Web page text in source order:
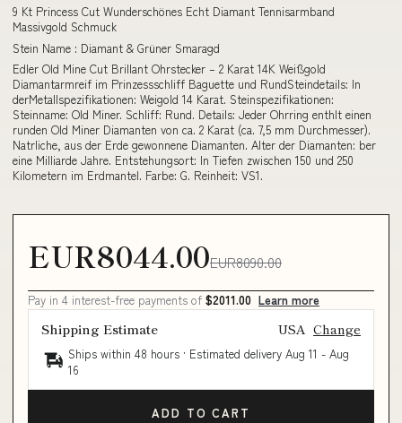
9 Kt Princess Cut Wunderschönes Echt Diamant Tennisarmband
Massivgold Schmuck
Stein Name : Diamant & Grüner Smaragd
Edler Old Mine Cut Brillant Ohrstecker – 2 Karat 14K Weißgold
Diamantarmreif im Prinzessschliff Baguette und RundSteindetails: In
derMetallspezifikationen: Weigold 14 Karat. Steinspezifikationen:
Steinname: Old Miner. Schliff: Rund. Details: Jeder Ohrring enthlt einen
runden Old Miner Diamanten von ca. 2 Karat (ca. 7,5 mm Durchmesser).
Natrliche, aus der Erde gewonnene Diamanten. Alter der Diamanten: ber
eine Milliarde Jahre. Entstehungsort: In Tiefen zwischen 150 und 250
Kilometern im Erdmantel. Farbe: G. Reinheit: VS1.
EUR8044.00EUR8090.00
Pay in 4 interest-free payments of $2011.00 Learn more
Shipping Estimate USA Change
Ships within 48 hours · Estimated delivery Aug 11 - Aug
16
ADD TO CART